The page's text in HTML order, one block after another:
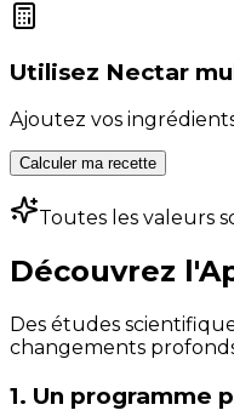
Utilisez Nectar
Ajoutez vos
Calculer ma recette
Toutes les valeurs
Découvrez
Des études
changements
1. Un programme